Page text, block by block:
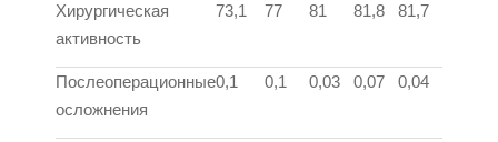
Хирургическая
активность
73,1 77 81 81,8 81,7
Послеоперационные
осложнения
0,1 0,1 0,03 0,07 0,04